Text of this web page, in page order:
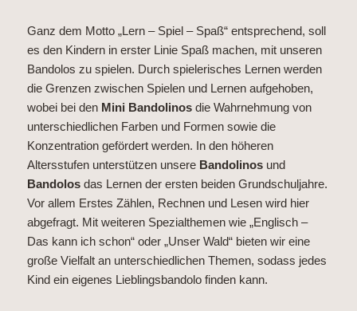
Ganz dem Motto „Lern – Spiel – Spaß“ entsprechend, soll
es den Kindern in erster Linie Spaß machen, mit unseren
Bandolos zu spielen. Durch spielerisches Lernen werden
die Grenzen zwischen Spielen und Lernen aufgehoben,
wobei bei den Mini Bandolinos die Wahrnehmung von
unterschiedlichen Farben und Formen sowie die
Konzentration gefördert werden. In den höheren
Altersstufen unterstützen unsere Bandolinos und
Bandolos das Lernen der ersten beiden Grundschuljahre.
Vor allem Erstes Zählen, Rechnen und Lesen wird hier
abgefragt. Mit weiteren Spezialthemen wie „Englisch –
Das kann ich schon“ oder „Unser Wald“ bieten wir eine
große Vielfalt an unterschiedlichen Themen, sodass jedes
Kind ein eigenes Lieblingsbandolo finden kann.